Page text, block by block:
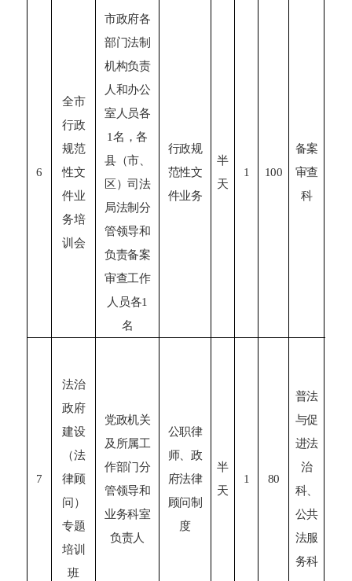
6
全市
行政
规范
性文
件业
务培
训会
市政府各
部门法制
机构负责
人和办公
室 人员各
1名 ，各
县（市、
区）司法
局法制分
管领导和
负责备案
审查工作
人员各1
名
行政规
范性文
件业务
半
天
1 100
备案
审查
科
7
法治
政府
建设
（法
律顾
问）
专题
培训
班
党政机关
及所属工
作部门分
管领导和
业务科室
负责人
公职律
师、政
府法律
顾问制
度
半
天
1 80
普法
与促
进法
治
科、
公共
法服
务科